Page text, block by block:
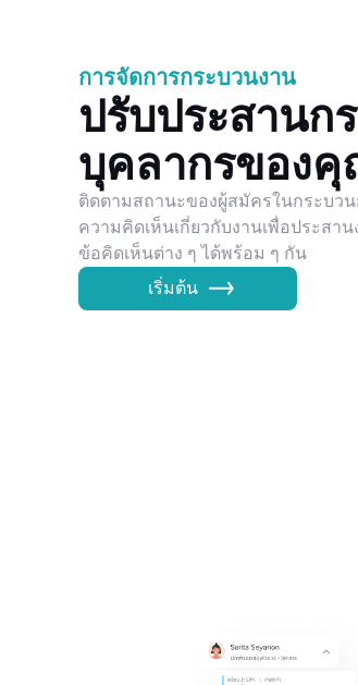
การจัดการกระบวนงาน
ปรับประสานก
บุคลากรของ
ติดตามสถานะของผู้สมัครในกระบว
ความคิดเห็นเกี่ยวกับงานเพื่อประสา
ข้อคิดเห็นต่าง ๆ ได้พร้อม ๆ กัน
เริ่มต้น